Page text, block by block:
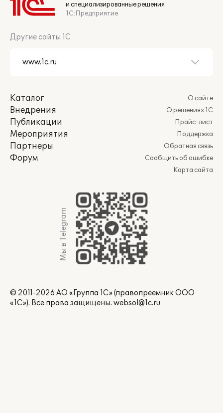
и специализированные решения
1С:Предприятие
Другие сайты 1С
Каталог
Внедрения
Публикации
Мероприятия
Партнеры
Форум
О сайте
О решениях 1С
Прайс-лист
Поддержка
Обратная связь
Сообщить об ошибке
Карта сайта
Мы в Telegram
© 2011-2026 АО «Группа 1С» (правопреемник ООО
«1С»). Все права защищены. websol@1c.ru